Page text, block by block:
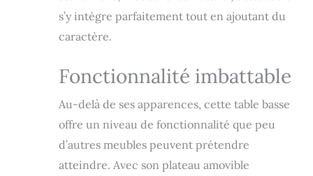
de rangement :
contenir des
accessoires
des coussins, des
couvertures ou des
magazines et
assurent de l'ordre
dans votre maison.
s’y intègre parfaitement tout en ajoutant du
caractère.
Fonctionnalité imbattable
Au-delà de ses apparences, cette table basse
offre un niveau de fonctionnalité que peu
d’autres meubles peuvent prétendre
atteindre. Avec son plateau amovible